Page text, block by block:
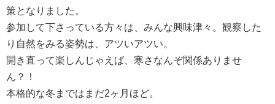
策となりました。
参加して下さっている方々は、みんな興味津々。観察した
り自然をみる姿勢は、アツいアツい。
開き直って楽しんじゃえば、寒さなんぞ関係ありませ
ん？！
本格的な冬まではまだ2ヶ月ほど。